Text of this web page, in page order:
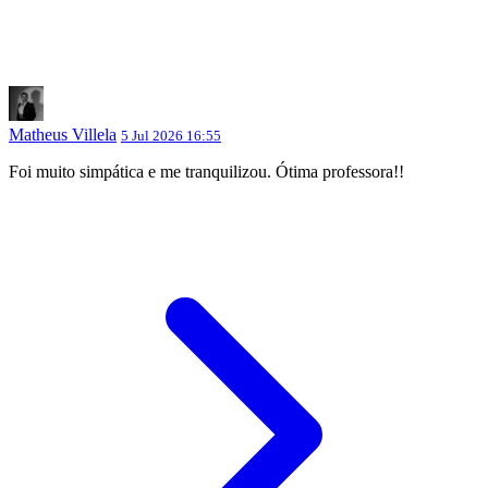
Matheus Villela 5 Jul 2026 16:55
Foi muito simpática e me tranquilizou. Ótima professora!!